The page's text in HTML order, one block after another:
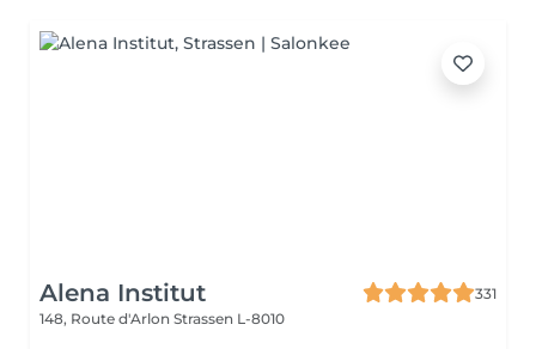
Alena Institut
331
148, Route d'Arlon Strassen L-8010